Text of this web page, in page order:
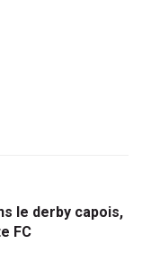
le derby capois,
FC